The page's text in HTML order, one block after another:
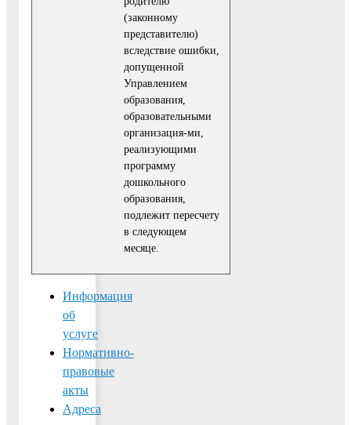
(законному
представите­лю)
вследствие ошибки,
допущенной
Управлением
образования,
образовательными
организация-ми,
реализующими
программу
дошкольного
образования,
подлежит пересчету
в следующем
месяце.
Информация
об
услуге
Нормативно-
правовые
акты
Адреса